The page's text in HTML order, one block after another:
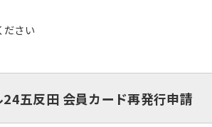
ださい
五反田 会員カード再発行申請